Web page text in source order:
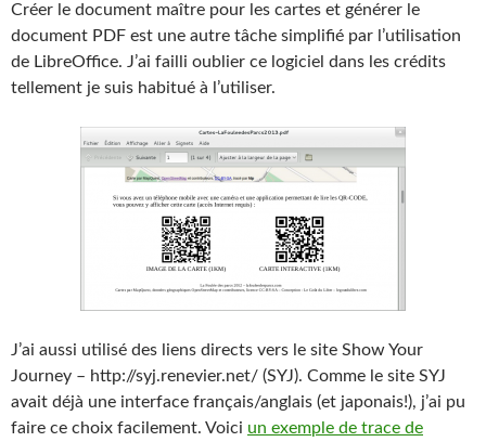
Créer le document maître pour les cartes et générer le
document PDF est une autre tâche simplifié par l’utilisation
de LibreOffice. J’ai failli oublier ce logiciel dans les crédits
tellement je suis habitué à l’utiliser.
J’ai aussi utilisé des liens directs vers le site Show Your
Journey – http://syj.renevier.net/ (SYJ). Comme le site SYJ
avait déjà une interface français/anglais (et japonais!), j’ai pu
faire ce choix facilement. Voici un exemple de trace de